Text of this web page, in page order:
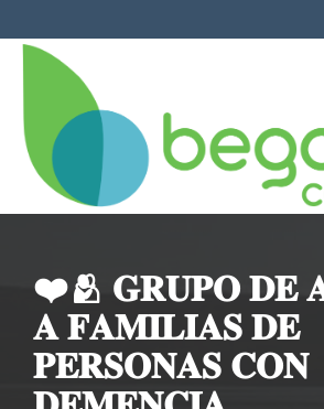
al
contenido
❤️🫂 𝐆𝐑𝐔𝐏𝐎 𝐃𝐄
𝐀 𝐅𝐀𝐌𝐈𝐋𝐈𝐀𝐒 𝐃𝐄
𝐏𝐄𝐑𝐒𝐎𝐍𝐀𝐒 𝐂𝐎𝐍